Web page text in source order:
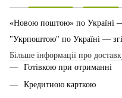
«Новою поштою» по Україні —
"Укрпоштою" по Україні —
Більше інформації про
Готівкою при отриманні
Кредитною карткою